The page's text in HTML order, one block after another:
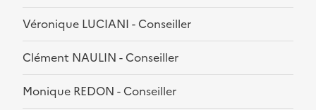
Véronique LUCIANI - Conseiller
Clément NAULIN - Conseiller
Monique REDON - Conseiller